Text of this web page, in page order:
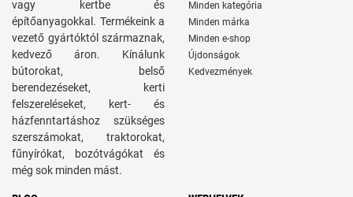
vagy kertbe és
építőanyagokkal. Termékeink a
vezető gyártóktól származnak,
kedvező áron. Kínálunk
bútorokat, belső
berendezéseket, kerti
felszereléseket, kert- és
házfenntartáshoz szükséges
szerszámokat, traktorokat,
fűnyírókat, bozótvágókat és
még sok minden mást.
Minden kategória
Minden márka
Minden e-shop
Újdonságok
Kedvezmények